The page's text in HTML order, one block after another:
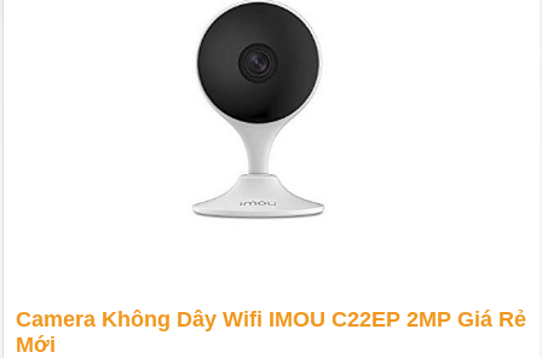
Camera Không Dây Wifi IMOU C22EP 2MP Giá Rẻ
Mới